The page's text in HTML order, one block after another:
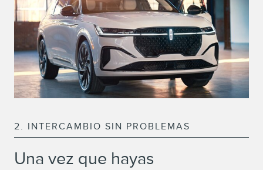
2. INTERCAMBIO SIN PROBLEMAS
Una vez que hayas